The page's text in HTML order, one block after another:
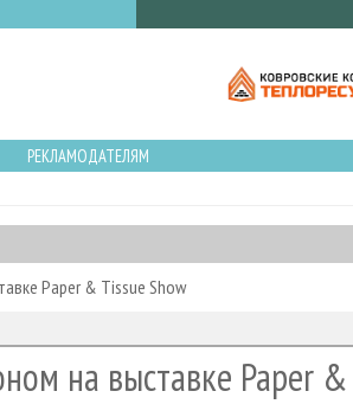
РЕКЛАМОДАТЕЛЯМ
Paper & Tissue Show
на выставке Paper &